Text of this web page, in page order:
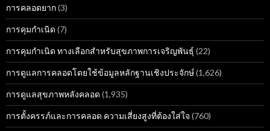
การคลอดยาก(3)
การคุมกำเนิด (7)
การคุมกำเนิด ทางเลือกสำหรับสุขภาพการเจริญพันธุ์ (22)
การดูแลการคลอดโดยใช้ข้อมูลหลักฐานเชิงประจักษ์(1,626)
การดูแลสุขภาพหลังคลอด (1,935)
การตั้งครรภ์และการคลอด ความเสี่ยงสูงที่ต้องใส่ใจ (760)